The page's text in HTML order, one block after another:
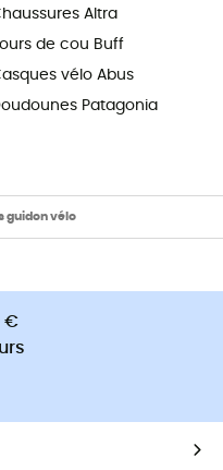
Altra
de cou Buff
vélo Abus
Patagonia
guidon vélo
€